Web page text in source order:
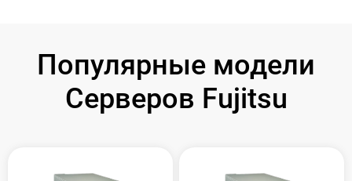
Популярные модели
Серверов Fujitsu